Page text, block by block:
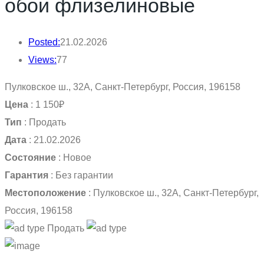
обои флизелиновые
Posted:21.02.2026
Views:77
Пулковское ш., 32А, Санкт-Петербург, Россия, 196158
Цена : 1 150₽
Тип : Продать
Дата : 21.02.2026
Состояние : Новое
Гарантия : Без гарантии
Местоположение : Пулковское ш., 32А, Санкт-Петербург,
Россия, 196158
Продать